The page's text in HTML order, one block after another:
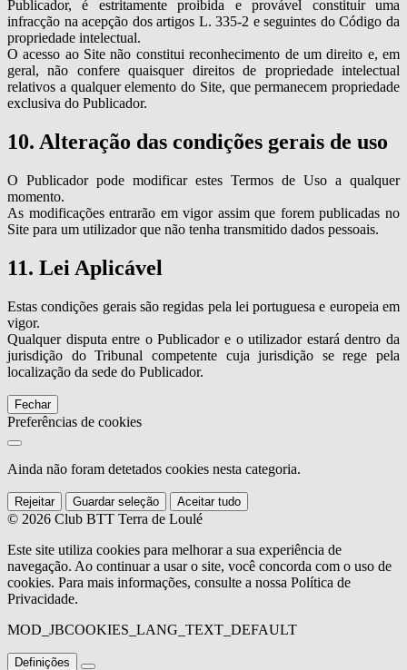
Publicador, é estritamente proibida e provável constituir uma
infracção na acepção dos artigos L. 335-2 e seguintes do Código da
propriedade intelectual.
O acesso ao Site não constitui reconhecimento de um direito e, em
geral, não confere quaisquer direitos de propriedade intelectual
relativos a qualquer elemento do Site, que permanecem propriedade
exclusiva do Publicador.
10. Alteração das condições gerais de uso
O Publicador pode modificar estes Termos de Uso a qualquer
momento.
As modificações entrarão em vigor assim que forem publicadas no
Site para um utilizador que não tenha transmitido dados pessoais.
11. Lei Aplicável
Estas condições gerais são regidas pela lei portuguesa e europeia em
vigor.
Qualquer disputa entre o Publicador e o utilizador estará dentro da
jurisdição do Tribunal competente cuja jurisdição se rege pela
localização da sede do Publicador.
Fechar
Preferências de cookies
Ainda não foram detetados cookies nesta categoria.
Rejeitar Guardar seleção Aceitar tudo
© 2026 Club BTT Terra de Loulé
Este site utiliza cookies para melhorar a sua experiência de
navegação. Ao continuar a usar o site, você concorda com o uso de
cookies. Para mais informações, consulte a nossa Política de
Privacidade.
MOD_JBCOOKIES_LANG_TEXT_DEFAULT
Definições